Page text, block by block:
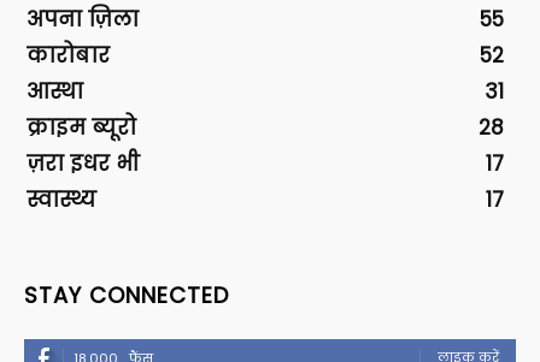
अपना ज़िला
55
कारोबार
52
आस्था
31
क्राइम ब्यूरो
28
ज़रा इधर भी
17
स्वास्थ्य
17
STAY CONNECTED
लाइक करें